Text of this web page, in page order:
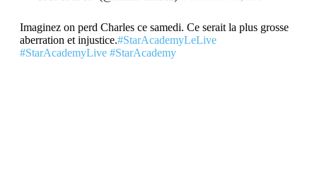
Imaginez on perd Charles ce samedi. Ce serait la plus grosse
aberration et injustice.#StarAcademyLeLive
#StarAcademyLive #StarAcademy